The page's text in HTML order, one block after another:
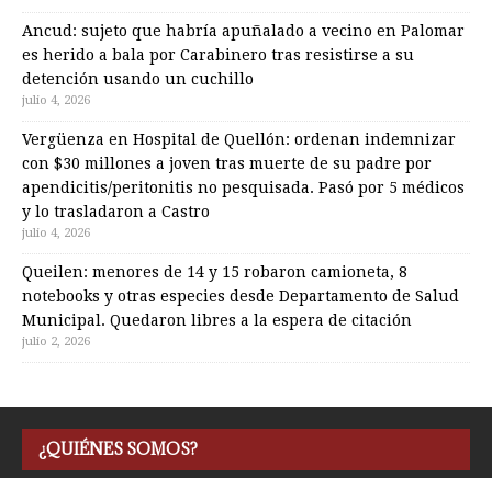
Ancud: sujeto que habría apuñalado a vecino en Palomar
es herido a bala por Carabinero tras resistirse a su
detención usando un cuchillo
julio 4, 2026
Vergüenza en Hospital de Quellón: ordenan indemnizar
con $30 millones a joven tras muerte de su padre por
apendicitis/peritonitis no pesquisada. Pasó por 5 médicos
y lo trasladaron a Castro
julio 4, 2026
Queilen: menores de 14 y 15 robaron camioneta, 8
notebooks y otras especies desde Departamento de Salud
Municipal. Quedaron libres a la espera de citación
julio 2, 2026
¿QUIÉNES SOMOS?